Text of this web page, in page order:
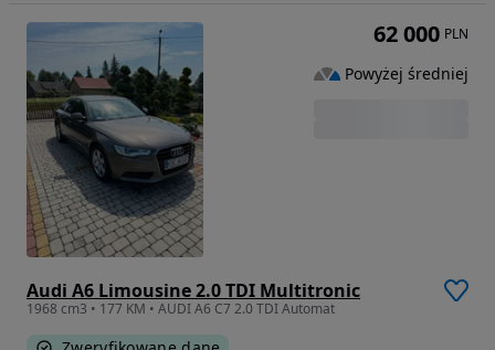
Audi A6 Limousine 2.0 TDI Multitronic
1968 cm3 • 177 KM • AUDI A6 C7 2.0 TDI Automat
62 000 PLN
Powyżej średniej